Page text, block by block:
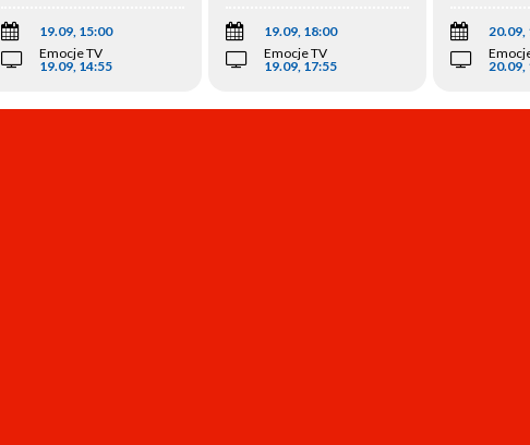
19.09, 15:00
Emocje TV
19.09, 14:55
19.09, 18:00
Emocje TV
19.09, 17:55
20.09,
20.09,